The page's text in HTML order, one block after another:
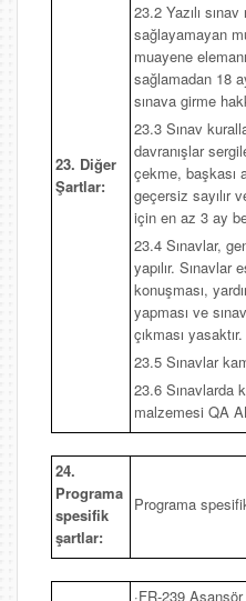
23. Diğer
Şartlar:
23.2 Yazılı
sağlayamayan
muayene
sağlamadan 18
sınava girme
23.3 Sınav
davranışlar
çekme, başkası
geçersiz sayılır
için en az 3 ay
23.4 Sınavlar,
yapılır. Sınavlar
konuşması,
yapması ve
çıkması yasaktır.
23.5 Sınavlar
23.6 Sınavlarda
malzemesi QA
24.
Programa
spesifik
şartlar:
Programa
·FR-239